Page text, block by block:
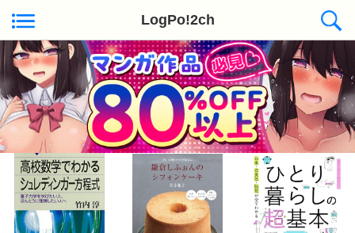
LogPo!2ch
Kindle日替わりセール ◆本日50冊が対象